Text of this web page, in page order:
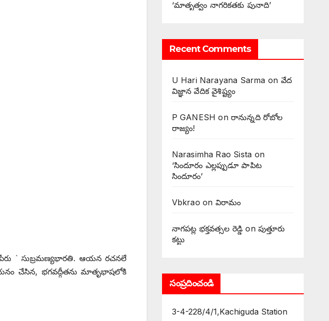
` సుబ్రమణ్యభారతి. ఆయన రచనలే
చేసిన, భగవద్గీతను మాతృభాషలోకి
‘మాతృత్వం నాగరికతకు పునాది’
Recent Comments
U Hari Narayana Sarma on వేద
విజ్ఞాన వేదిక వైశిష్ట్యం
P GANESH on ‌రానున్నది రోబోల
రాజ్యం!
Narasimha Rao Sista on
‘సిందూరం ఎల్లప్పుడూ పాపిట
సిందూరం’
Vbkrao on విరామం
నాగపట్ల భక్తవత్సల రెడ్డి on పుత్తూరు
కట్టు
సంప్రదించండి
3-4-228/4/1,Kachiguda Station